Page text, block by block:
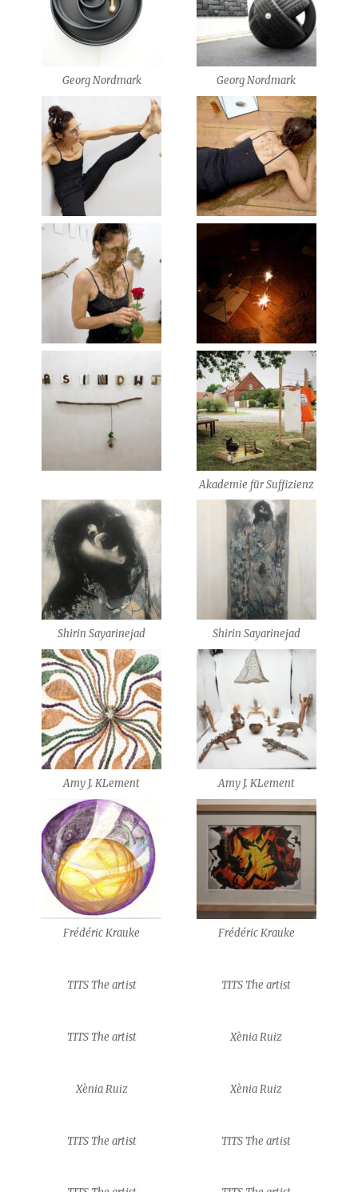
Georg Nordmark Georg Nordmark
Akademie für Suffizienz
Shirin Sayarinejad Shirin Sayarinejad
Amy J. KLement Amy J. KLement
Frédéric Krauke Frédéric Krauke
TITS The artist TITS The artist
TITS The artist Xènia Ruiz
Xènia Ruiz Xènia Ruiz
TITS The artist TITS The artist